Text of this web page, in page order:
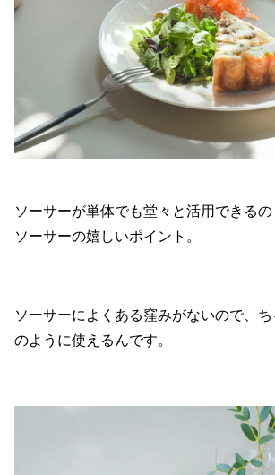
ソーサーが単体でも堂々と活用できる
ソーサーの嬉しいポイント。
ソーサーによくある窪みがないので、
のように使えるんです。